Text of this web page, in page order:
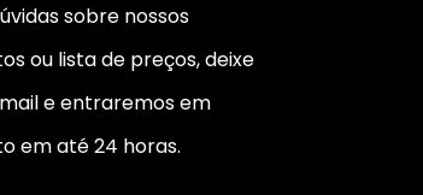
sobre nossos
ou lista de preços, deixe
e entraremos em
em até 24 horas.